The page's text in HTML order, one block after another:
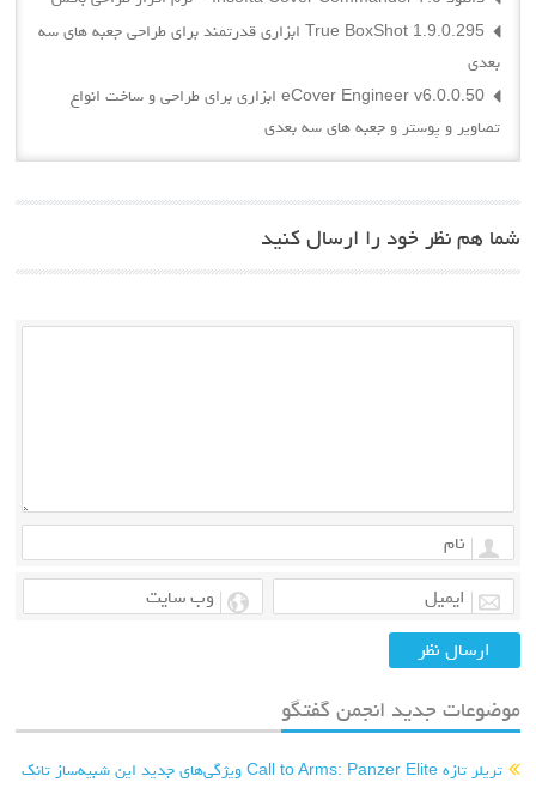
True BoxShot 1.9.0.295 ابزاری قدرتمند برای طراحی جعبه های سه
eCover Engineer v6.0.0.50 ابزاری برای طراحی و ساخت انواع
و جعبه های سه بعدی
خود را ارسال کنید
انجمن گفتگو
تریلر تازه Call to Arms: Panzer Elite ویژگی‌های جدید این شبیه‌ساز تانک